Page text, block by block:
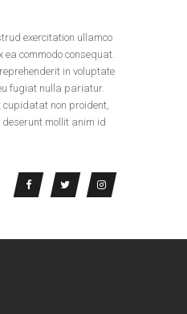
exercitation ullamco
commodo consequat.
in voluptate
fugiat nulla pariatur.
cupidatat non proident,
mollit anim id